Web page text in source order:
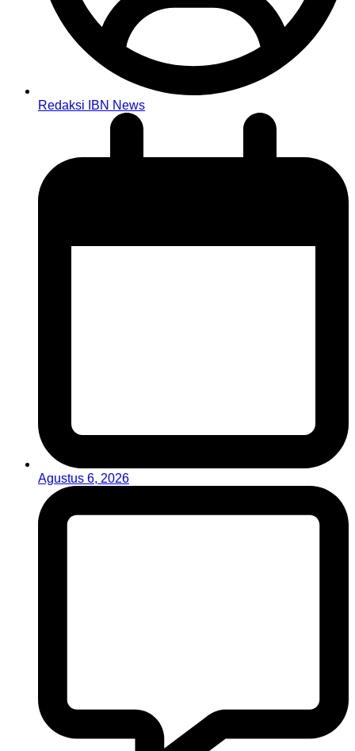
Redaksi IBN News
Agustus 6, 2026